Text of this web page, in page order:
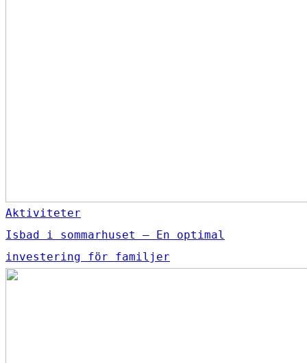
Aktiviteter
Isbad i sommarhuset – En optimal
investering för familjer